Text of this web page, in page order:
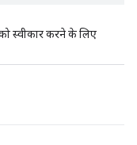
स्वीकार करने के लिए